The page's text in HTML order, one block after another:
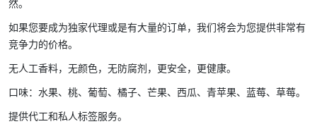
然。
如果您要成为独家代理或是有大量的订单，我们将会为您提供非常有
竞争力的价格。
无人工香料，无颜色，无防腐剂，更安全，更健康。
口味：水果、桃、葡萄、橘子、芒果、西瓜、青苹果、蓝莓、草莓。
提供代工和私人标签服务。